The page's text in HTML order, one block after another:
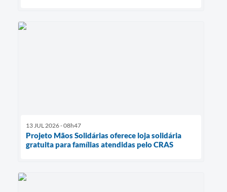
13 JUL 2026 - 08h47
Projeto Mãos Solidárias oferece loja solidária
gratuita para famílias atendidas pelo CRAS